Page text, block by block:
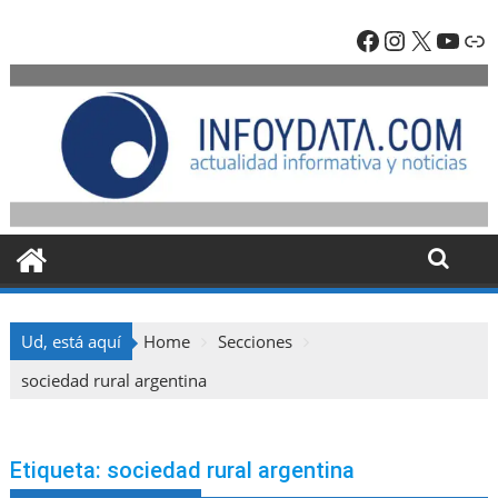
content
Facebook
X
Ud, está aquí Home
Secciones
sociedad rural argentina
Etiqueta: sociedad rural argentina